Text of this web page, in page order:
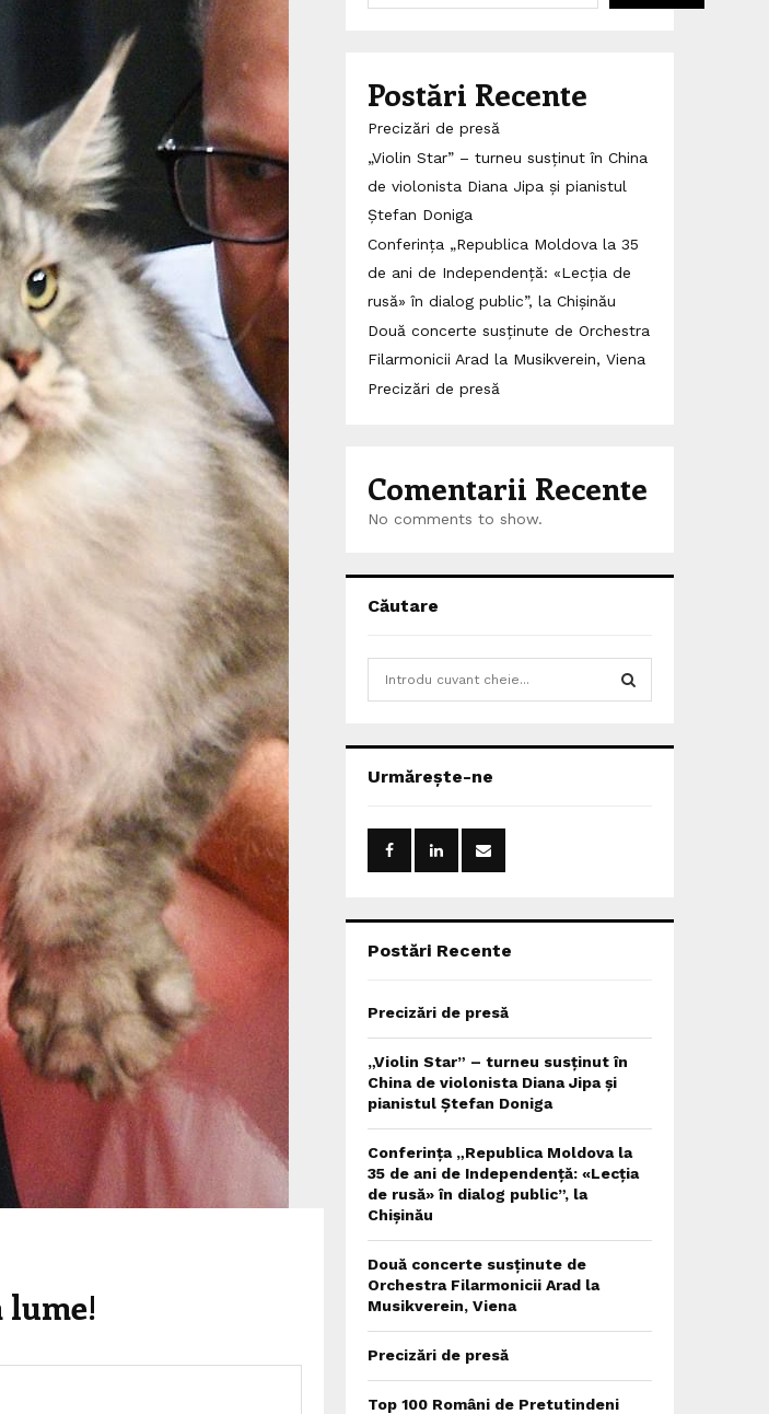
lume!
Postări Recente
Precizări de presă
„Violin Star” – turneu susținut în China
de violonista Diana Jipa și pianistul
Ștefan Doniga
Conferința „Republica Moldova la 35
de ani de Independență: «Lecția de
rusă» în dialog public”, la Chișinău
Două concerte susținute de Orchestra
Filarmonicii Arad la Musikverein, Viena
Precizări de presă
Comentarii Recente
No comments to show.
Căutare
h
o
:
Urmărește-ne
Postări Recente
Precizări de presă
„Violin Star” – turneu susținut în
China de violonista Diana Jipa și
pianistul Ștefan Doniga
Conferința „Republica Moldova la
35 de ani de Independență: «Lecția
de rusă» în dialog public”, la
Chișinău
Două concerte susținute de
Orchestra Filarmonicii Arad la
Musikverein, Viena
Precizări de presă
Top 100 Români de Pretutindeni